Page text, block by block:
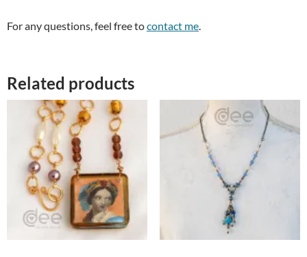
For any questions, feel free tocontact me
Related products